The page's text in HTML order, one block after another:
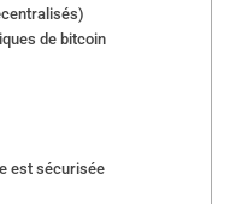
de bitcoin
est sécurisée